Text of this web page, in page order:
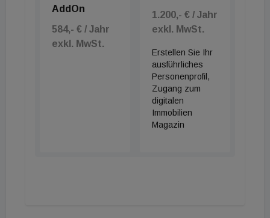
AddOn
584,- € / Jahr
exkl. MwSt.
1.200,- € / Jahr
exkl. MwSt.
Erstellen Sie Ihr
ausführliches
Personenprofil,
Zugang zum
digitalen
Immobilien
Magazin